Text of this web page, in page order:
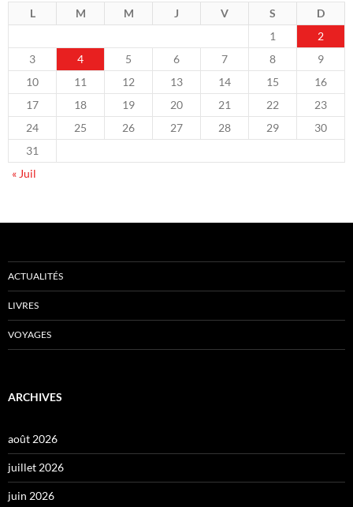
L M M J V S
D
1
2
3
4 5 6 7 8
9
10
11 12 13 14 15
16
17
18 19 20 21 22
23
24
25 26 27 28 29
30
31
« Juil
ACTUALITÉS
LIVRES
VOYAGES
ARCHIVES
août 2026
juillet 2026
juin 2026